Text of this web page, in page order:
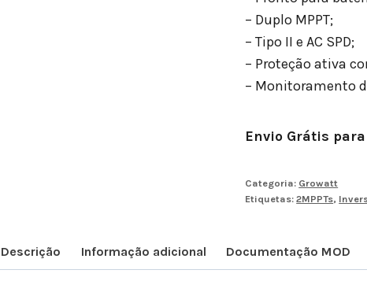
– Duplo MPPT;
– Tipo II e AC SPD;
– Proteção ativa
– Monitoramento
Envio Grátis
Categoria: Growatt
Etiquetas:2MPPTs,
Descrição Informação adicional Documentação MOD